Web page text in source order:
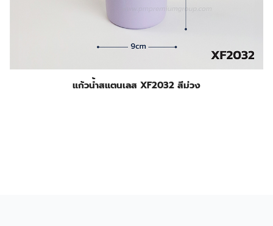
แก้วน้ำสแตนเลส XF2032 สีม่วง